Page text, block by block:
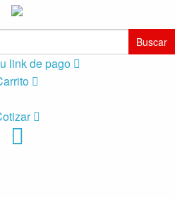
link de pago